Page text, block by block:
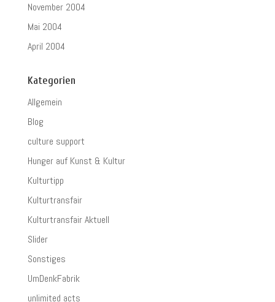
November 2004
Mai 2004
April 2004
Kategorien
Allgemein
Blog
culture support
Hunger auf Kunst & Kultur
Kulturtipp
Kulturtransfair
Kulturtransfair Aktuell
Slider
Sonstiges
UmDenkFabrik
unlimited acts